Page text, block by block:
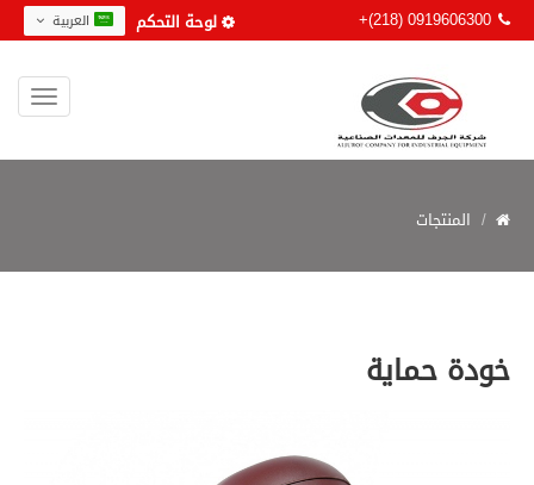
لوحة التحكم +(218) 0919606300
المنتجات
خودة حماية